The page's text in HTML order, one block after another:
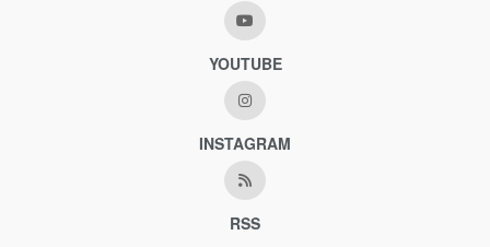
YOUTUBE
INSTAGRAM
RSS